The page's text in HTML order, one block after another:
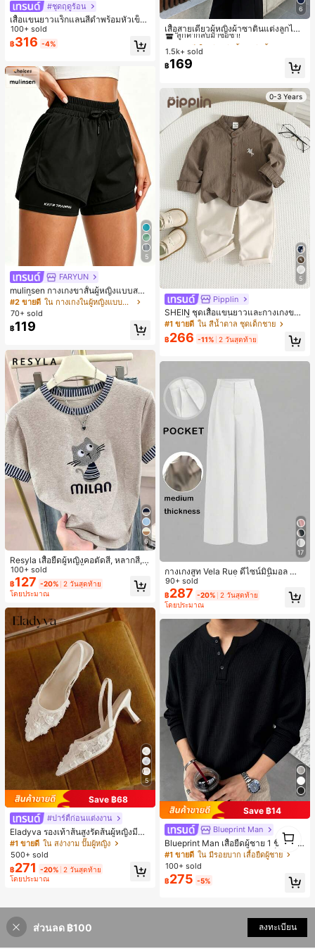
#ชุดฤดูร้อน
เสื้อแขนยาวแร็กแลนสีดำพร้อมหัวเข็ม
ขัดโลหะ ฤดูใบไม้ผลิ/ฤดูร้อน สไตล์โบฮีเ
มียนวินเทจ เหมาะสำหรับงานแต่งงาน
งานปาร์ตี้ การเดินทางไปทำงาน และสุ
100+ sold
฿316 -4%
5
FARYUN
mulinsen กางเกงขาสั้นผู้หญิงแบบสบา
ยๆ สีพื้น หลวม อเนกประสงค์ กางเกงขา
สั้นกีฬา 2-In-1 สำหรับวิ่ง ฟิตเนส และก
ารฝึกซ้อมกีฬาในฤดูร้อน
#2 ขายดี
ใน กางเกงในผู้หญิงแบบแอคทีฟ
70+ sold
฿119
6
Resyla เสื้อยืดผู้หญิงคอตัดสี, หลากสี, ล
ายพิมพ์แมวน่ารัก, เสื้อสำหรับออกไปเที่
ยวฤดูร้อน, ดีไซน์กราฟิก, ความรู้สึกพรีเ
มียม, ลำลองอเนกประสงค์, สวมใส่ประ
จำวัน, กลางแจ้ง, ช้อปปิ้ง, การเดินทาง
เสื้อผ้ากลางแจ้ง
100+ sold
฿127 -20% 2 วันสุดท้าย
โดยประมาณ
5
Save ฿68
#ปาร์ตี้ก่อนแต่งงาน
Eladyva รองเท้าส้นสูงรัดส้นผู้หญิงมีดอ
กไม้ประดับตาข่ายเสริมและสามารถสว
มได้สองแบบ ส้นสูง 7 ซม. รูปแบบโรมัน
หรูหรา ส้นเข็ม ลุคเทพนิยาย
#1 ขายดี ใน สง่างาม ปั๊มผู้หญิง
500+ sold
฿271 -20% 2 วันสุดท้าย
โดยประมาณ
6
เสื้อสายเดี่ยวผู้หญิงผ้าซาตินแต่งลูกไม้
- เสื้อสายเดี่ยวฤดูร้อนสีคากีมีรอยผ่าด้า
นข้างที่น่าดึงดูดแบบสบายๆ
#2 ขายดี
ใน สีกากี เสื้อสตรี เสื้อเบลาส์ & Tee
ลูกค้ากลับมาซื้อซ้ำ!
#2 ขายดี
ลูกค้ากลับมาซื้อซ้ำ!
#2 ขายดี
ลูกค้ากลับมาซื้อซ้ำ!
#2 ขายดี
ใน สีกากี เสื้อสตรี เสื้อเบลาส์ & Tee
1.5k+ sold
฿169
0-3 Years
5
Pipplin
SHEIN ชุดเสื้อแขนยาวและกางเกงขาย
าว 2 ชิ้น สำหรับเด็กทารกชาย/หญิง ยูนิ
เซ็กซ์ สไตล์วินเทจ ลำลอง ฤดูใบไม้ร่วง/
ฤดูหนาว ชุดเสื้อผ้าเด็กทารกชาย นุ่มนิ่
#1 ขายดี ใน สีน้ำตาล ชุดเด็กชาย
฿266 -11% 2 วันสุดท้าย
17
กางเกงสูท Vela Rue ดีไซน์มินิมอล น้ำ
หนักเบา โปร่งแสงเล็กน้อย สีน้ำเงินเข้ม
สีพื้น ปิดด้วยซิป ตะขอ และกระดุม ขาก
ว้าง ทรงเพรียว แฟชั่นทุกฤดูกาล สีขาว
90+ sold
฿287 -20% 2 วันสุดท้าย
โดยประมาณ
Save ฿14
Blueprint Man
Blueprint Man เสื้อยืดผู้ชาย 1 ชิ้น คอเ
ฮนลีย์ ผ้าถักลายวาฟเฟิล คอวีเล็ก ทรงห
ลวม บาง ระบายอากาศได้ดี ใส่สบาย มี
กระดุม สไตล์ Old Money ทรงยุโรป ไซ
ส์ใหญ่กว่าปกติ กรุณาเลือกไซส์เล็กลงเพื่
#1 ขายดี ใน มีรอยบาก เสื้อยืดผู้ชาย
100+ sold
฿275 -5%
ส่วนลด ฿100 ลงทะเบียน